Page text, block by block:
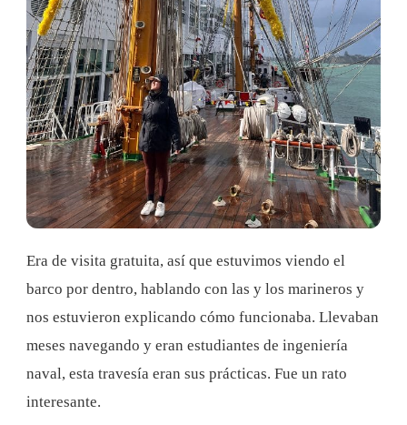
Era de visita gratuita, así que estuvimos viendo el
barco por dentro, hablando con las y los marineros y
nos estuvieron explicando cómo funcionaba. Llevaban
meses navegando y eran estudiantes de ingeniería
naval, esta travesía eran sus prácticas. Fue un rato
interesante.